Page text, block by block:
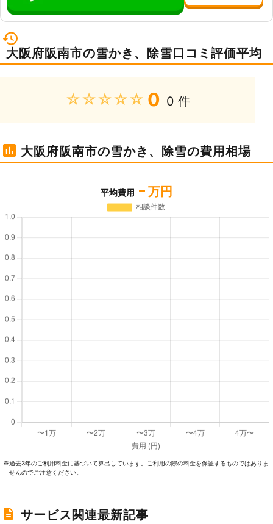
大阪府阪南市の雪かき、除雪口コミ評価平均
★★★★★ 0 0 件
大阪府阪南市の雪かき、除雪の費用相場
平均費用 - 万円
※過去3年のご利⽤料⾦に基づいて算出しています。ご利⽤の際の料⾦を保証するものではありま
せんのでご注意ください。
サービス関連最新記事